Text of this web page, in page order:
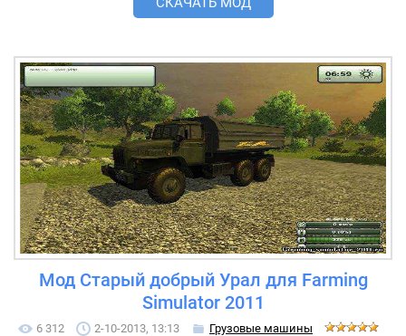
Мод Старый добрый Урал для Farming
Simulator 2011
6 312 2-10-2013, 13:13 Грузовые машины